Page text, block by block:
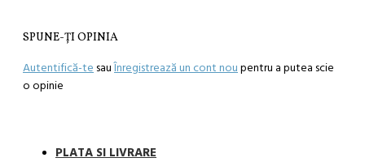
SPUNE-ŢI OPINIA
Autentifică-te sauÎnregistrează un cont nou pentru a putea scie
o opinie
PLATA SI LIVRARE